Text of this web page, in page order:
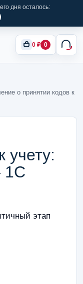
дня осталось:
0 ₽ 0
о принятии кодов к
учету:
1С
этап